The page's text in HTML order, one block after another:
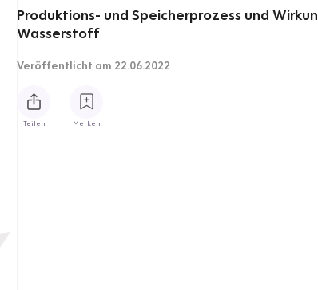
Produktions- und Speicherprozess und
Wasserstoff
Veröffentlicht am 22.06.2022
Teilen Merken